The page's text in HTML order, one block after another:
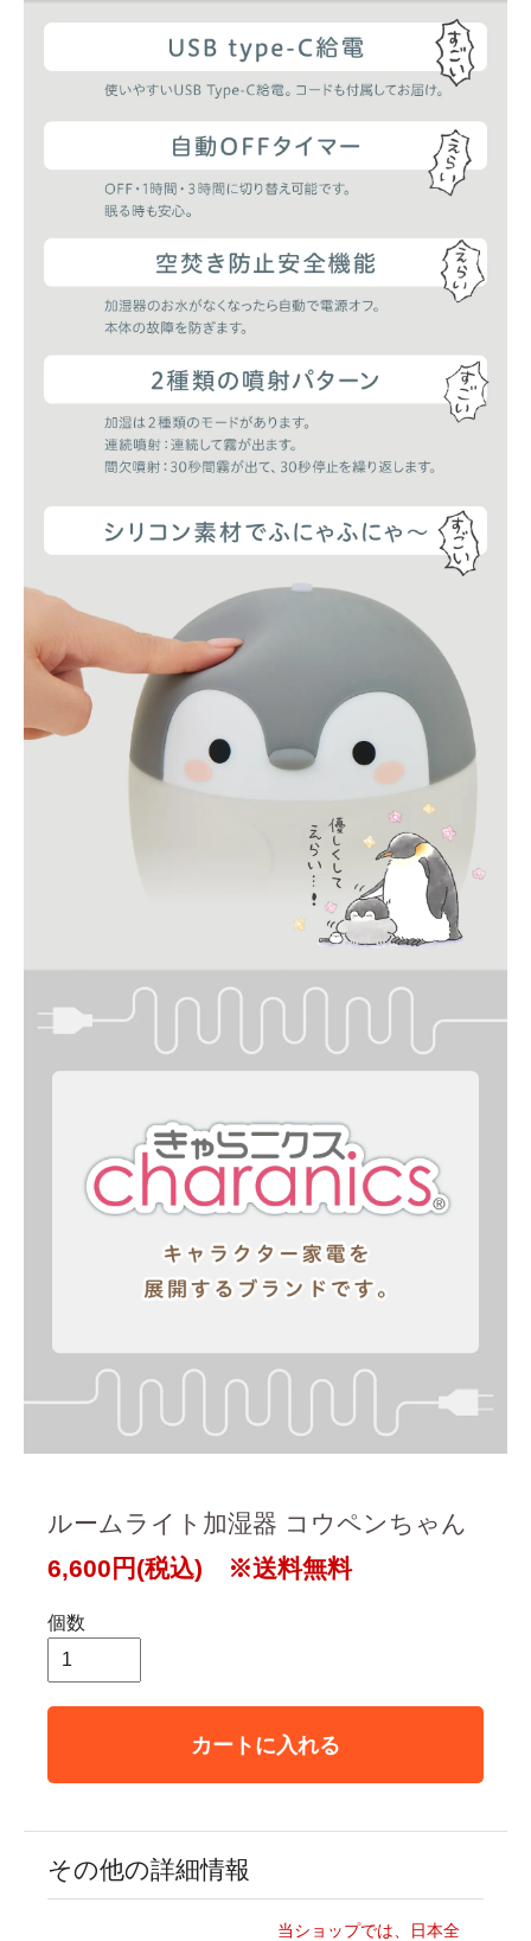
ルームライト加湿器 コウペンちゃん
6,600円(税込) ※送料無料
個数
カートに入れる
その他の詳細情報
当ショップでは、日本全